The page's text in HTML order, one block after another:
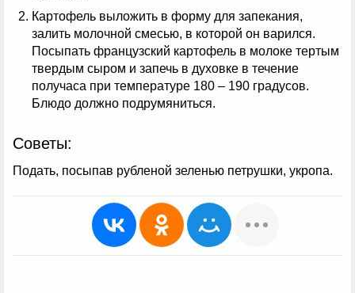
Картофель выложить в форму для запекания,
залить молочной смесью, в которой он варился.
Посыпать французский картофель в молоке тертым
твердым сыром и запечь в духовке в течение
получаса при температуре 180 – 190 градусов.
Блюдо должно подрумяниться.
Советы:
Подать, посыпав рубленой зеленью петрушки, укропа.